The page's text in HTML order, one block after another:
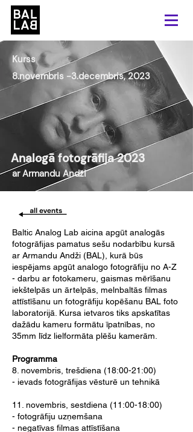
Kurss
8.novembris -3.decembris, 2023
Analogā fotogrāfija 2023
ar Armandu Andži
Baltic Analog Lab aicina apgūt analogās
fotogrāfijas pamatus sešu nodarbību kursā
ar Armandu Andži (BAL), kurā būs
iespējams apgūt analogo fotogrāfiju no A-Z
- darbu ar fotokameru, gaismas mērīšanu
iekštelpās un ārtelpās, melnbaltās filmas
attīstīšanu un fotogrāfiju kopēšanu BAL foto
laboratorijā. Kursa ietvaros tiks apskatītas
dažādu kameru formātu īpatnības, no
35mm līdz lielformāta plēšu kamerām.
Programma
8. novembris, trešdiena (18:00-21:00)
- ievads fotogrāfijas vēsturē un tehnikā
11. novembris, sestdiena (11:00-18:00)
- fotogrāfiju uzņemšana
- negatīvas filmas attīstīšana